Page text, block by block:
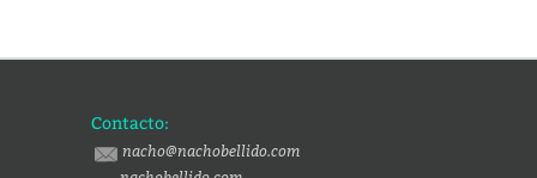
Contacto:
nacho@nachobellido.com